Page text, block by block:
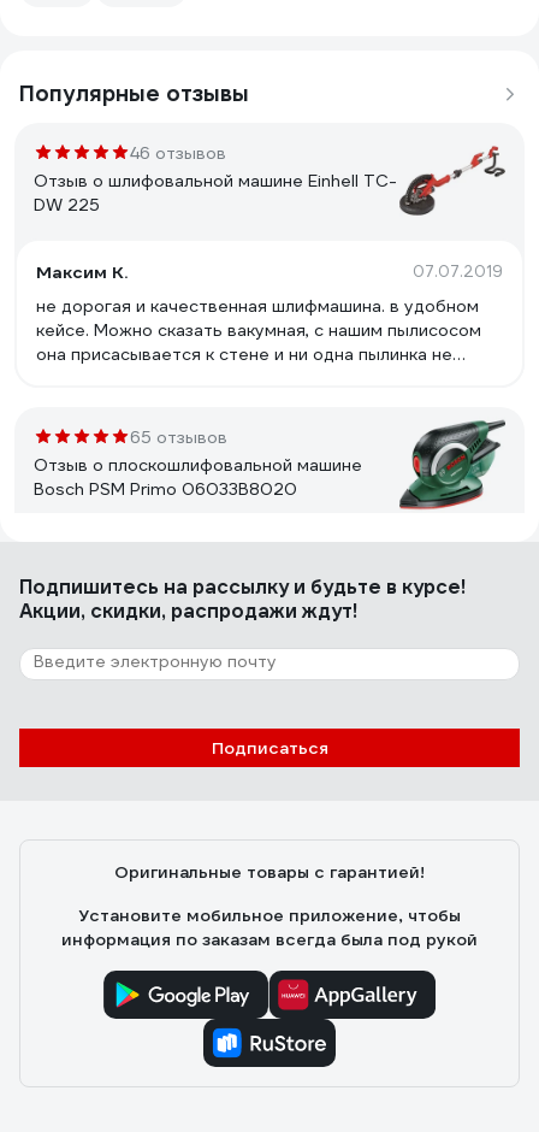
Популярные отзывы
46 отзывов
Отзыв о шлифовальной машине Einhell TC-
DW 225
Максим К. 07.07.2019
не дорогая и качественная шлифмашина. в удобном
кейсе. Можно сказать вакумная, с нашим пылисосом
она присасывается к стене и ни одна пылинка не
65 отзывов
Отзыв о плоскошлифовальной машине
Bosch PSM Primo 06033B8020
не шумная, удобная в руках и удивительно
эффективная
Отзыв о болгарке (ушм) Makita 9558 HN
высококачественный термостойкий, пылезащищенный
включения.
Подпишитесь на рассылкуи будьте в курсе!
Акции, скидки, распродажи ждут!
Подписаться
Оригинальные товары с гарантией!
Установите мобильное приложение, чтобы
информация по заказам всегда была под рукой